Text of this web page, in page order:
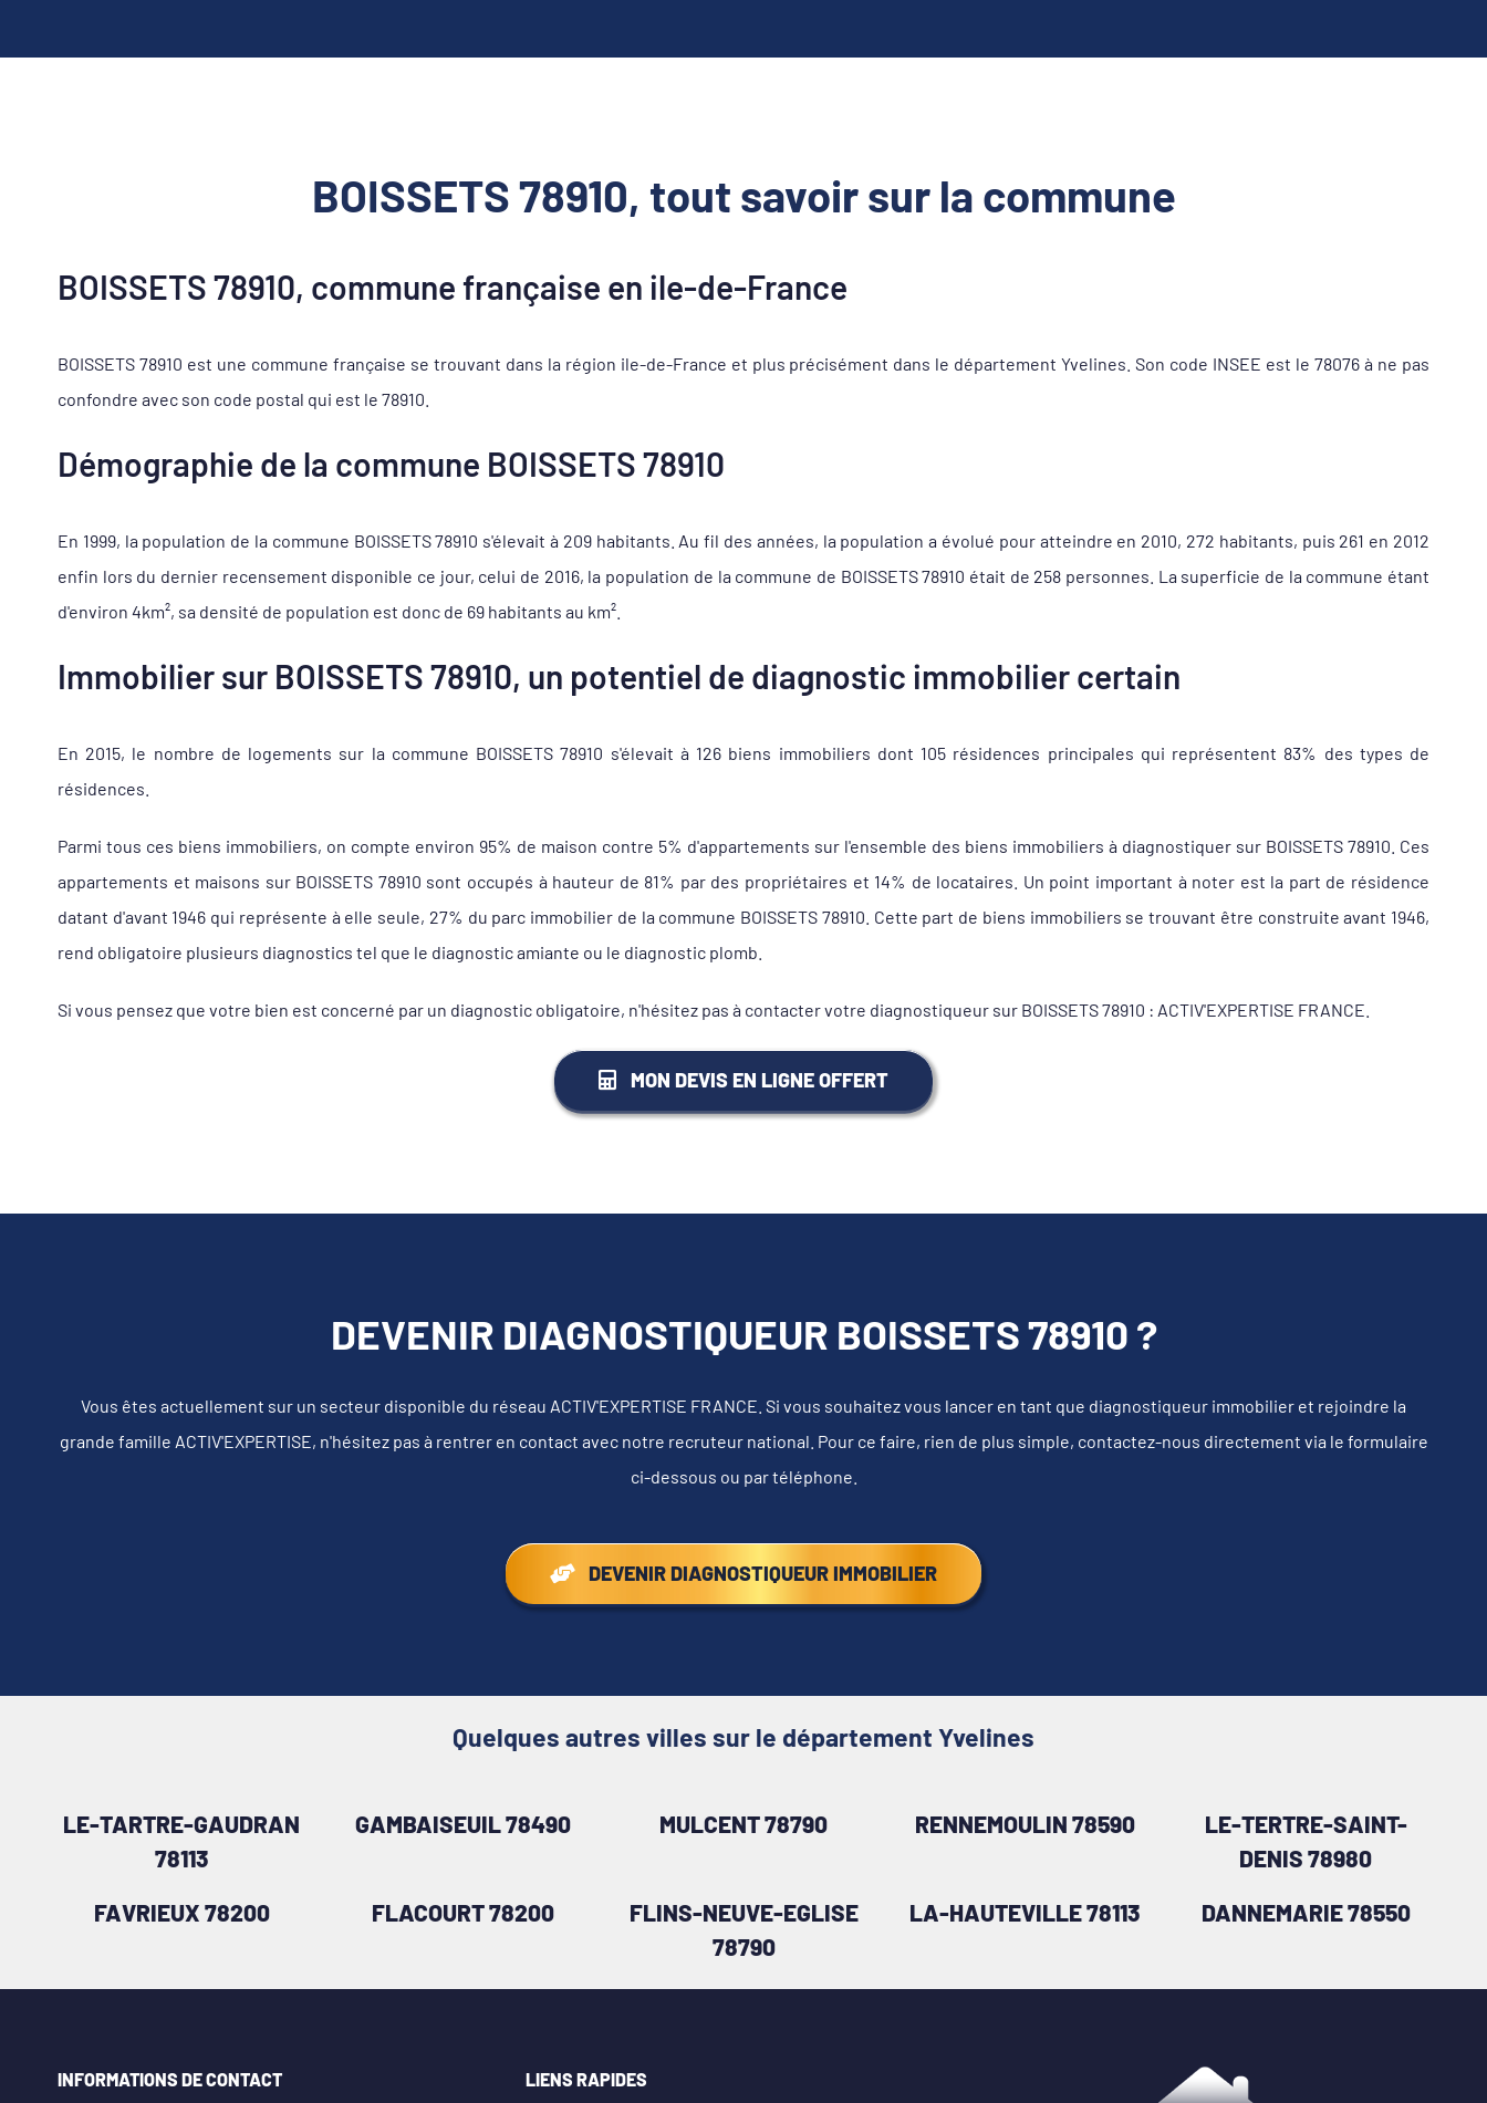
BOISSETS 78910, tout savoir sur la commune
BOISSETS 78910, commune française en ile-de-France
BOISSETS 78910 est une commune française se trouvant dans la région ile-de-France et plus précisément dans le département Yvelines. Son code INSEE est le 78076 à ne pas
confondre avec son code postal qui est le 78910.
Démographie de la commune BOISSETS 78910
En 1999, la population de la commune BOISSETS 78910 s'élevait à 209 habitants. Au fil des années, la population a évolué pour atteindre en 2010, 272 habitants, puis 261 en 2012
enfin lors du dernier recensement disponible ce jour, celui de 2016, la population de la commune de BOISSETS 78910 était de 258 personnes. La superficie de la commune étant
d'environ 4km², sa densité de population est donc de 69 habitants au km².
Immobilier sur BOISSETS 78910, un potentiel de diagnostic immobilier certain
En 2015, le nombre de logements sur la commune BOISSETS 78910 s'élevait à 126 biens immobiliers dont 105 résidences principales qui représentent 83% des types de
résidences.
Parmi tous ces biens immobiliers, on compte environ 95% de maison contre 5% d'appartements sur l'ensemble des biens immobiliers à diagnostiquer sur BOISSETS 78910. Ces
appartements et maisons sur BOISSETS 78910 sont occupés à hauteur de 81% par des propriétaires et 14% de locataires. Un point important à noter est la part de résidence
datant d'avant 1946 qui représente à elle seule, 27% du parc immobilier de la commune BOISSETS 78910. Cette part de biens immobiliers se trouvant être construite avant 1946,
rend obligatoire plusieurs diagnostics tel que le diagnostic amiante ou le diagnostic plomb.
Si vous pensez que votre bien est concerné par un diagnostic obligatoire, n'hésitez pas à contacter votre diagnostiqueur sur BOISSETS 78910 : ACTIV'EXPERTISE FRANCE.
MON DEVIS EN LIGNE OFFERT
DEVENIR DIAGNOSTIQUEUR BOISSETS 78910 ?
Vous êtes actuellement sur un secteur disponible du réseau ACTIV'EXPERTISE FRANCE. Si vous souhaitez vous lancer en tant que diagnostiqueur immobilier et rejoindre la
grande famille ACTIV'EXPERTISE, n'hésitez pas à rentrer en contact avec notre recruteur national. Pour ce faire, rien de plus simple, contactez-nous directement via le formulaire
ci-dessous ou par téléphone.
DEVENIR DIAGNOSTIQUEUR IMMOBILIER
Quelques autres villes sur le département Yvelines
LE-TARTRE-GAUDRAN
78113
GAMBAISEUIL 78490 MULCENT 78790 RENNEMOULIN 78590
LE-TERTRE-SAINT-
DENIS 78980
FAVRIEUX 78200
FLACOURT 78200
FLINS-NEUVE-EGLISE
78790
LA-HAUTEVILLE 78113 DANNEMARIE 78550
INFORMATIONS DE CONTACT LIENS RAPIDES